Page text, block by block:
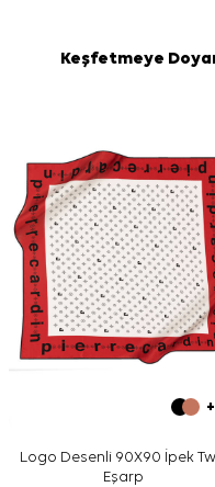
Keşfetmeye
Logo Desenli 90X90 İpek
Eşarp